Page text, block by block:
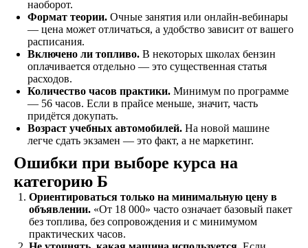
наоборот.
Формат теории. Очные занятия или онлайн-вебинары
— цена может отличаться, а удобство зависит от вашего
расписания.
Включено ли топливо. В некоторых школах бензин
оплачивается отдельно — это существенная статья
расходов.
Количество часов практики. Минимум по программе
— 56 часов. Если в прайсе меньше, значит, часть
придётся докупать.
Возраст учебных автомобилей. На новой машине
легче сдать экзамен — это факт, а не маркетинг.
Ошибки при выборе курса на
категорию Б
Ориентироваться только на минимальную цену в
объявлении. «От 18 000» часто означает базовый пакет
без топлива, без сопровождения и с минимумом
практических часов.
Оставляете заявку на
сайте, по телефону, в
мессенджерах или
наших социальных
сетях
Знакомство
Договор